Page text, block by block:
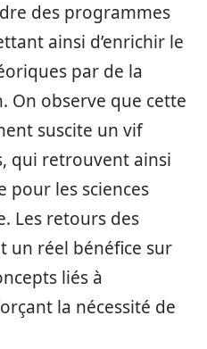
des programmes
ainsi d’enrichir le
par de la
On observe que cette
suscite un vif
qui retrouvent ainsi
pour les sciences
Les retours des
un réel bénéfice sur
liés à
la nécessité de